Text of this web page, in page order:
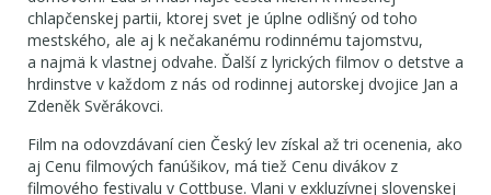
chlapčenskej partii, ktorej svet je úplne odlišný od toho
mestského, ale aj k nečakanému rodinnému tajomstvu,
a najmä k vlastnej odvahe. Ďalší z lyrických filmov o detstve a
hrdinstve v každom z nás od rodinnej autorskej dvojice Jan a
Zdeněk Svěrákovci.
Film na odovzdávaní cien Český lev získal až tri ocenenia, ako
aj Cenu filmových fanúšikov, má tiež Cenu divákov z
filmového festivalu v Cottbuse. Vlani v exkluzívnej slovenskej